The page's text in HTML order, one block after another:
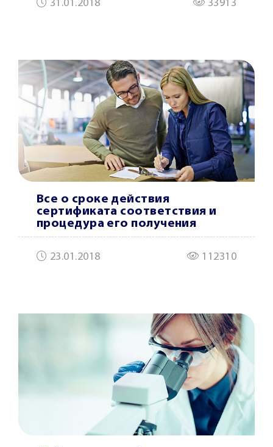
31.01.2018 33913
Все о сроке действия
сертификата соответствия и
процедура его получения
23.01.2018 112310